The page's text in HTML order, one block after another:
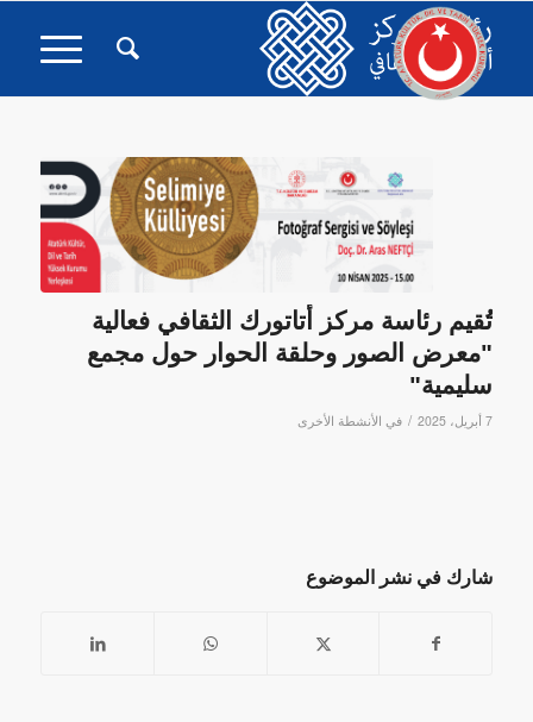
تُقيم رئاسة مركز أتاتورك الثقافي فعالية
"معرض الصور وحلقة الحوار حول مجمع
سليمية"
7 أبريل، 2025 / في الأنشطة الأخرى
شارك في نشر الموضوع